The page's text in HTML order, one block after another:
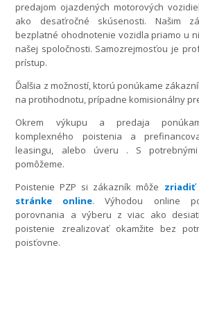
predajom ojazdených motorových
ako desaťročné skúsenosti. Našim
bezplatné ohodnotenie vozidla priamo u
našej spoločnosti. Samozrejmosťou je
prístup.
Ďalšia z možností, ktorú ponúkame
na protihodnotu, prípadne komisionálny
Okrem výkupu a predaja
komplexného poistenia a
leasingu, alebo úveru . S
pomôžeme.
Poistenie PZP si zákazník môže zriadiť
stránke online. Výhodou online
porovnania a výberu z viac ako
poistenie zrealizovať okamžite bez
poisťovne.